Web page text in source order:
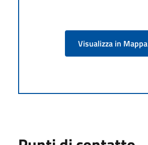
Visualizza in Mappa